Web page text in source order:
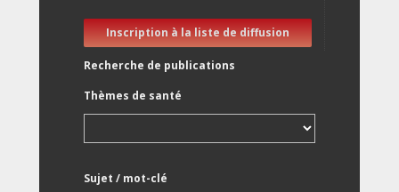
Inscription à la liste de diffusion
Recherche de publications
Thèmes de santé
Sujet / mot-clé